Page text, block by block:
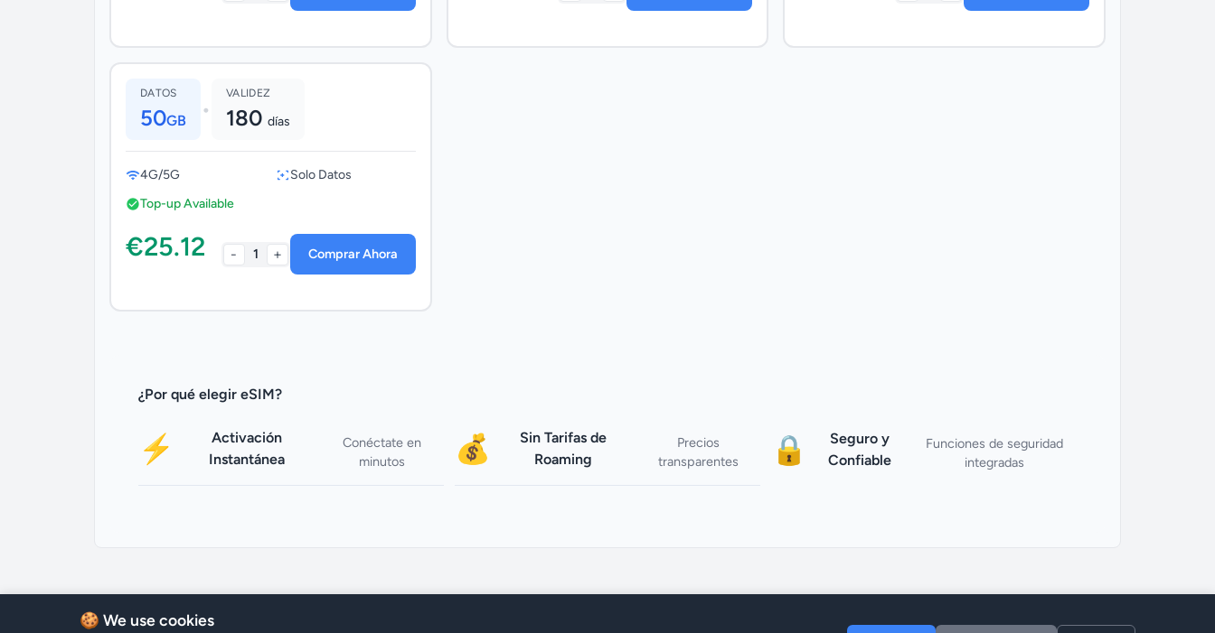
DATOS
50GB •
VALIDEZ
180 días
4G/5G
Solo Datos
Top-up Available
€25.12 - 1 + Comprar Ahora
¿Por qué elegir eSIM?
⚡
Activación
Instantánea
Conéctate en
minutos
💰
Sin Tarifas de
Roaming
Precios
transparentes
🔒
Seguro y
Confiable
Funciones de seguridad
integradas
🍪 We use cookies